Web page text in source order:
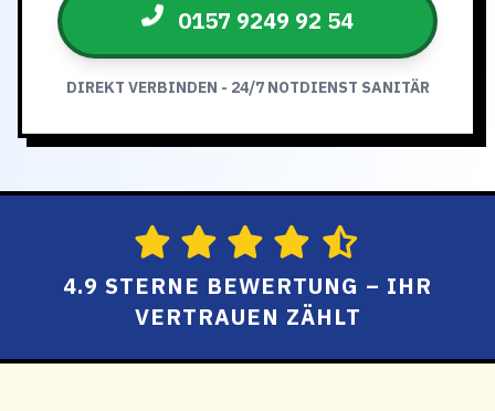
0157 9249 92 54
DIREKT VERBINDEN - 24/7 NOTDIENST SANITÄR
4.9 STERNE BEWERTUNG – IHR
VERTRAUEN ZÄHLT